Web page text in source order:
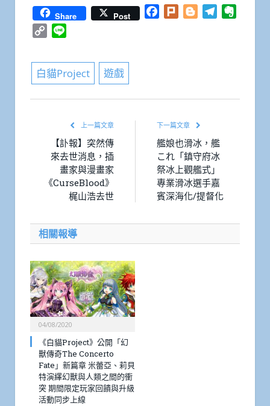
Share Post Facebook
Plurk BloggerTelegram
Copy
白貓Project 遊戲
上一篇文章
【訃報】突然傳
來去世消息，插
畫家與漫畫家
《CurseBlood》
梶山浩去世
下一篇文章
艦娘也滑冰，艦
これ「鎮守府冰
祭冰上觀艦式」
專業滑冰選手嘉
賓深海化/提督化
相關報導
04/08/2020
《白貓Project》公開「幻
獸傳奇The Concerto
Fate」新篇章 米蕾亞、莉貝
特演繹幻獸與人類之間的衝
突 期間限定玩家回饋與升級
活動同步上線